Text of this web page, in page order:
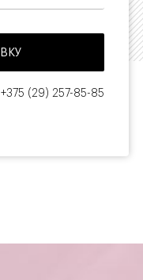
+375 (29) 257-85-85